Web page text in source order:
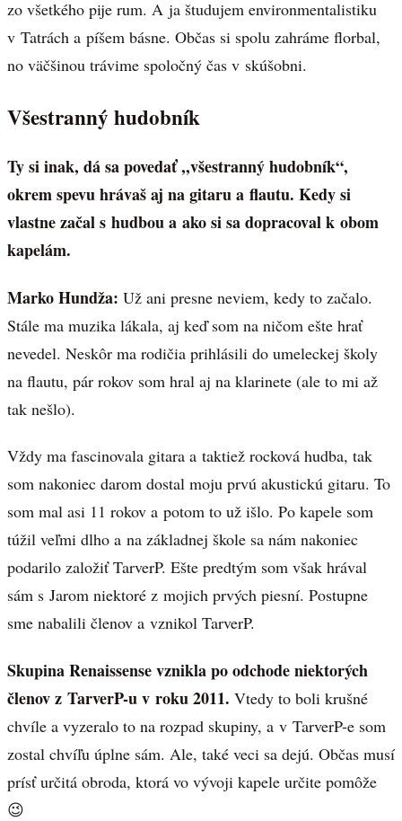
zo všetkého pije rum. A ja študujem environmentalistiku
v Tatrách a píšem básne. Občas si spolu zahráme florbal,
no väčšinou trávime spoločný čas v skúšobni.
Všestranný hudobník
Ty si inak, dá sa povedať ,,všestranný hudobník“,
okrem spevu hrávaš aj na gitaru a flautu. Kedy si
vlastne začal s hudbou a ako si sa dopracoval k obom
kapelám.
Marko Hundža: Už ani presne neviem, kedy to začalo.
Stále ma muzika lákala, aj keď som na ničom ešte hrať
nevedel. Neskôr ma rodičia prihlásili do umeleckej školy
na flautu, pár rokov som hral aj na klarinete (ale to mi až
tak nešlo).
Vždy ma fascinovala gitara a taktiež rocková hudba, tak
som nakoniec darom dostal moju prvú akustickú gitaru. To
som mal asi 11 rokov a potom to už išlo. Po kapele som
túžil veľmi dlho a na základnej škole sa nám nakoniec
podarilo založiť TarverP. Ešte predtým som však hrával
sám s Jarom niektoré z mojich prvých piesní. Postupne
sme nabalili členov a vznikol TarverP.
Skupina Renaissense vznikla po odchode niektorých
členov z TarverP-u v roku 2011. Vtedy to boli krušné
chvíle a vyzeralo to na rozpad skupiny, a v TarverP-e som
zostal chvíľu úplne sám. Ale, také veci sa dejú. Občas musí
prísť určitá obroda, ktorá vo vývoji kapele určite pomôže
😉